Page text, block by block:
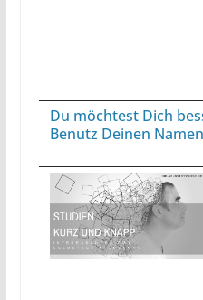
Du möchtest Dich
Benutz Deinen